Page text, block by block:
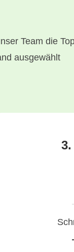
Team die
ausgewählt